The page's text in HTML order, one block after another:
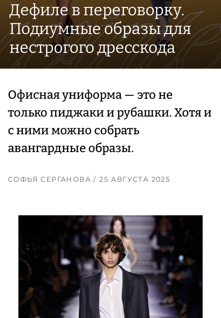
Дефиле в переговорку.
Подиумные образы для
нестрогого дресскода
Офисная униформа — это не
только пиджаки и рубашки. Хотя и
с ними можно собрать
авангардные образы.
СОФЬЯ СЕРГАНОВА/ 25 АВГУСТА 2025